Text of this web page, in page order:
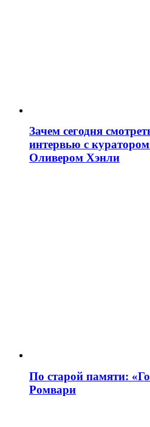
Зачем сегодня
интервью с
Оливером Хэнли
По старой памяти:
Ромвари